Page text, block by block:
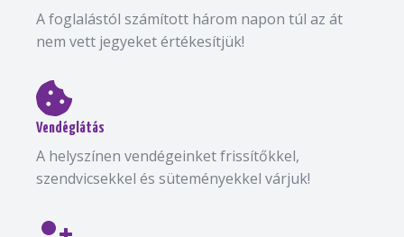
A foglalástól számított három napon túl az át
nem vett jegyeket értékesítjük!
Vendéglátás
A helyszínen vendégeinket frissítőkkel,
szendvicsekkel és süteményekkel várjuk!